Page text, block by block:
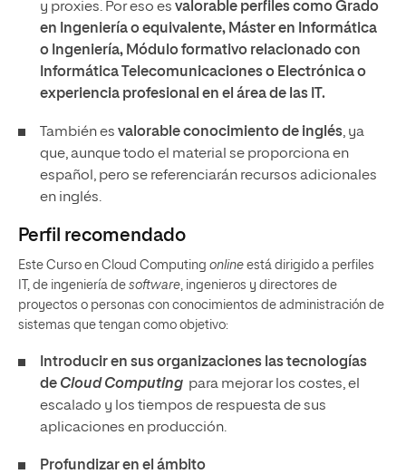
y proxies. Por eso es valorable perfiles como Grado
en Ingeniería o equivalente, Máster en Informática
o Ingeniería, Módulo formativo relacionado con
Informática Telecomunicaciones o Electrónica o
experiencia profesional en el área de las IT.
También es valorable conocimiento de inglés, ya
que, aunque todo el material se proporciona en
español, pero se referenciarán recursos adicionales
en inglés.
Perfil recomendado
Este Curso en Cloud Computing online está dirigido a perfiles
IT, de ingeniería de software, ingenieros y directores de
proyectos o personas con conocimientos de administración de
sistemas que tengan como objetivo:
Introducir en sus organizaciones las tecnologías
de Cloud Computing para mejorar los costes, el
escalado y los tiempos de respuesta de sus
aplicaciones en producción.
Profundizar en el ámbito